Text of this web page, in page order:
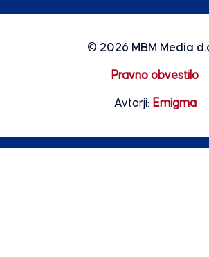
© 2026 MBM Media
Pravno obvestilo
Avtorji: Emigma